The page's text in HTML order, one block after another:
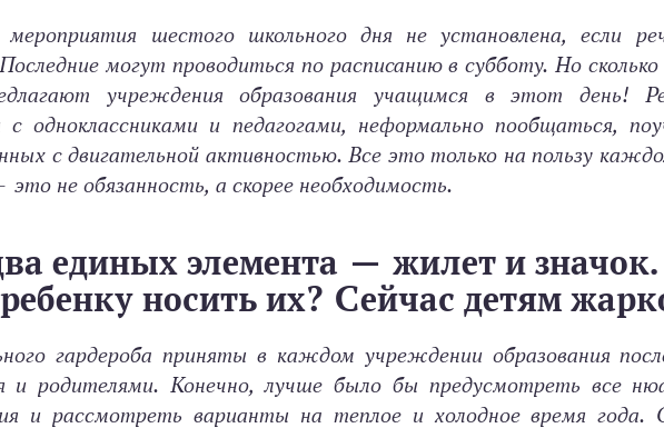
мероприятия шестого школьного дня не установлена, если
могут проводиться по расписанию в субботу. Но
учреждения образования учащимся в этот день!
одноклассниками и педагогами, неформально пообщаться,
с двигательной активностью. Все это только на пользу
не обязанность, а скорее необходимость.
единых элемента — жилет и значок.
носить их? Сейчас детям
гардероба приняты в каждом учреждении образования
и родителями. Конечно, лучше было бы предусмотреть все
и рассмотреть варианты на теплое и холодное время года.